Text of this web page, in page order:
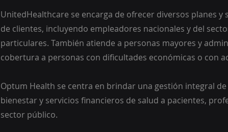
UnitedHealthcare se encarga de ofrecer diversos planes y
de clientes, incluyendo empleadores nacionales y del
particulares. También atiende a personas mayores y
cobertura a personas con dificultades económicas o con
Optum Health se centra en brindar una gestión integral
bienestar y servicios financieros de salud a pacientes,
sector público.